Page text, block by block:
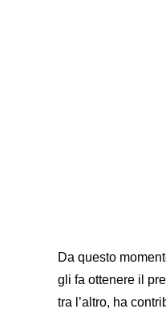
Da questo
gli fa ottenere il
tra l’altro, ha